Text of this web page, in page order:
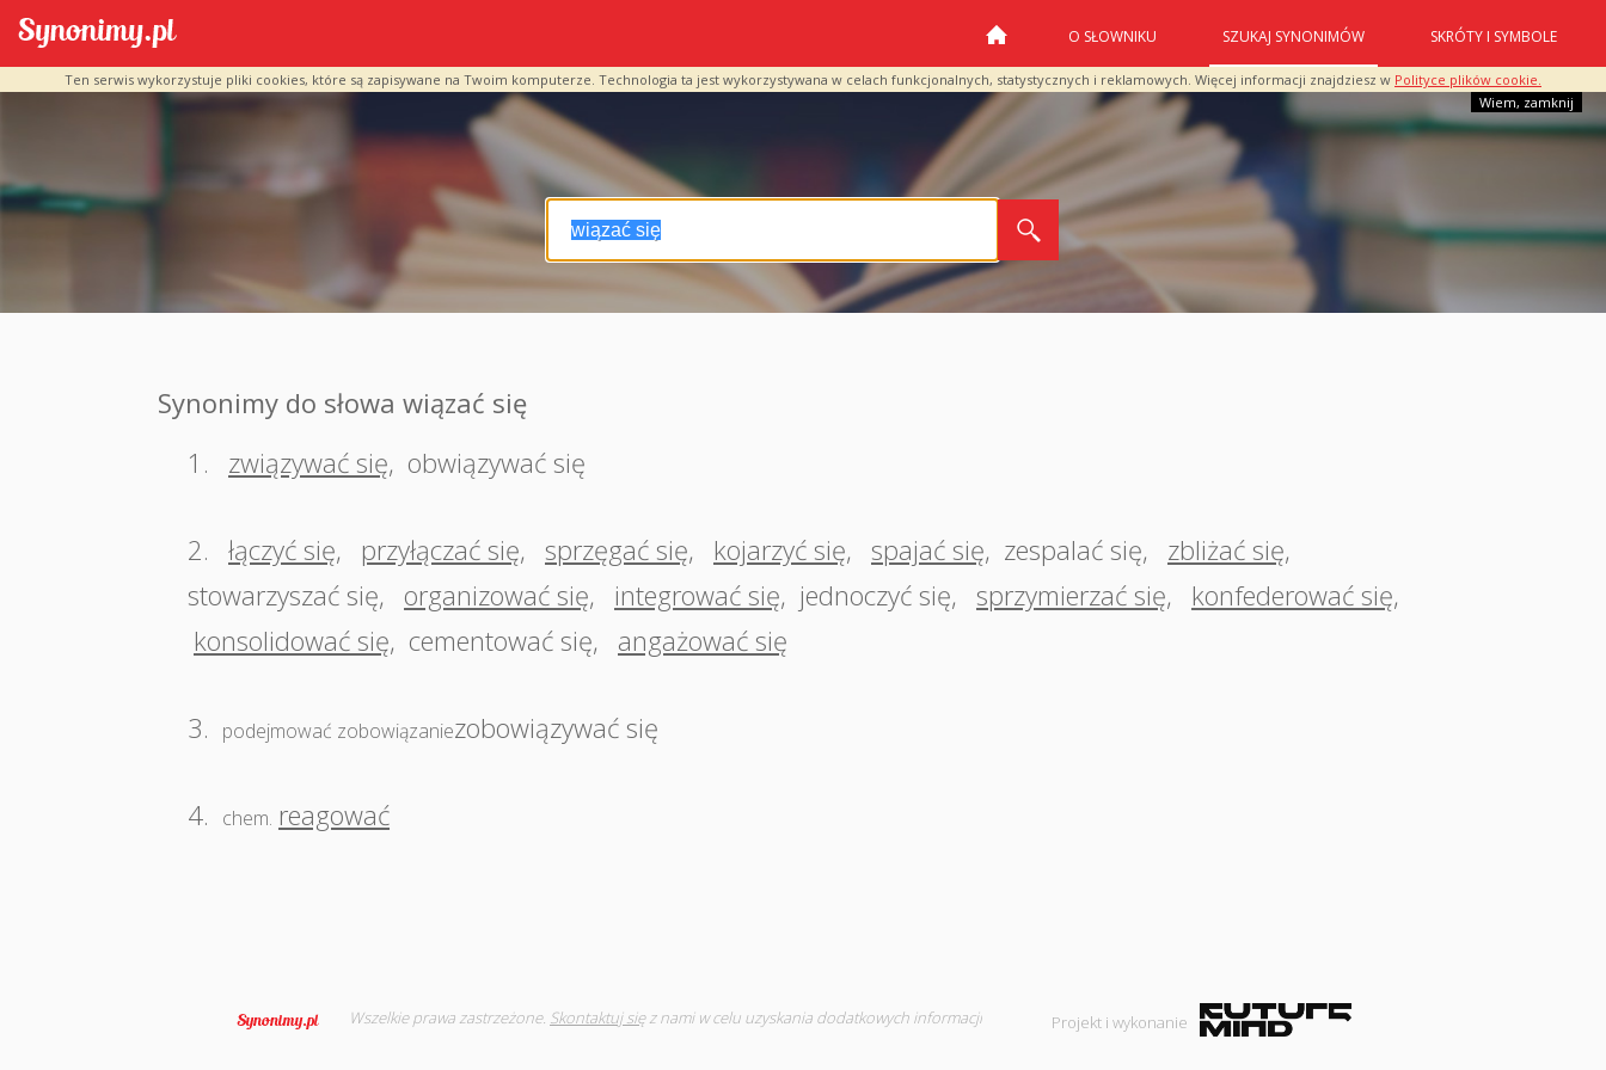
Ten serwis wykorzystuje pliki cookies, które są zapisywane na Twoim komputerze. Technologia ta jest wykorzystywana w celach funkcjonalnych, statystycznych i reklamowych. Więcej informacji znajdziesz w Polityce plików cookie.
Wiem, zamknij
O SŁOWNIKU SZUKAJ SYNONIMÓW SKRÓTY I SYMBOLE
Synonimy do słowa wiązać się
1.
związywać się, obwiązywać się
2. łączyć się, przyłączać się, sprzęgać się, kojarzyć się, spajać się, zespalać się, zbliżać się,
stowarzyszać się, organizować się, integrować się, jednoczyć się, sprzymierzać się, konfederować się,
konsolidować się, cementować się, angażować się
3. podejmować zobowiązaniezobowiązywać się
4. chem. reagować
Wszelkie prawa zastrzeżone. Skontaktuj sięz nami w celu uzyskania dodatkowych informacji Projekt i wykonanie